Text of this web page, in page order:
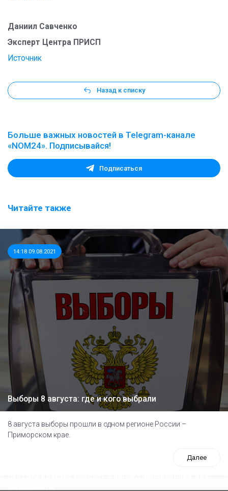
Даниил Савченко
Эксперт Центра ПРИСП
Источник
Назад к списку
Больше важных новостей в Telegram-канале
«NOM24». Подписывайся!
Подписаться
Читайте также
14:18 09.08.2021
Выборы 8 августа: где и кого выбрали
8 августа выборы прошли в одном регионе России –
Приморском крае.
Далее